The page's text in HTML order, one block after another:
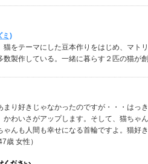
ミ)
猫をテーマにした豆本作りをはじめ、マト
製作している。一緒に暮らす２匹の猫が創
まり好きじゃなかったのですが・・・はっ
かわいさがアップします。そして、猫ちゃ
ゃんも人間も幸せになる首輪ですよ。猫好
歳 女性）